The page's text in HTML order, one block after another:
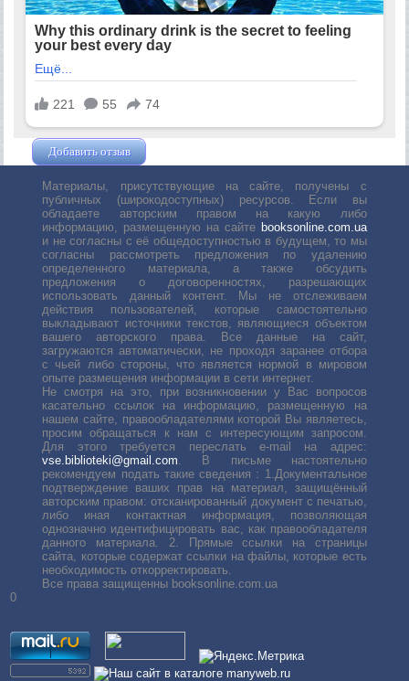
Добавить отзыв
Материалы, присутствующие на сайте, получены с
публичных (широкодоступных) ресурсов. Если вы
обладаете авторским правом на какую либо
информацию, размещенную на сайте booksonline.com.ua
и не согласны с её общедоступностью в будущем, то мы
согласны рассмотреть предложения по удалению
определенного материала, а также обсудить
предложения о договоренностях, разрешающих
использовать данный контент. Мы не отслеживаем
действия пользователей, которые самостоятельно
выкладывают источники текстов, являющиеся объектом
вашего авторского права. Все данные на сайт,
загружаются автоматически, не проходя заранее отбора
с чьей либо стороны, что является нормой в мировом
опыте размещения информации в сети интернет.
Не смотря на это, при возникновении у Вас вопросов
касательно ссылок на информацию, размещенную на
нашем сайте, правообладателями которой Вы являетесь,
просим обращаться к нам с интересующим запросом.
Для этого требуется переслать е-mail на адрес:
vse.biblioteki@gmail.com. В письме настоятельно
рекомендуем подать такие сведения : 1.Документальное
подтверждение ваших прав на материал, защищённый
авторским правом: отсканированный документ с печатью,
либо иная контактная информация, позволяющая
однозначно идентифицировать вас, как правообладателя
данного материала. 2. Прямые ссылки на страницы
сайта, которые содержат ссылки на файлы, которые есть
необходимость откорректировать.
Все права защищенны booksonline.com.ua
0